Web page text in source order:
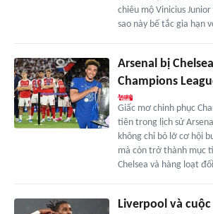
chiêu mộ Vinicius
sao này bế tắc gia hạn
Arsenal bị
Champions
Giấc mơ chinh phục
tiên trong lịch sử
không chỉ bỏ lỡ cơ hội
mà còn trở thành mục
Chelsea và hàng loạt
Liverpool và